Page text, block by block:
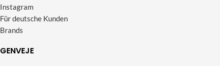
Instagram
Für deutsche Kunden
Brands
GENVEJE